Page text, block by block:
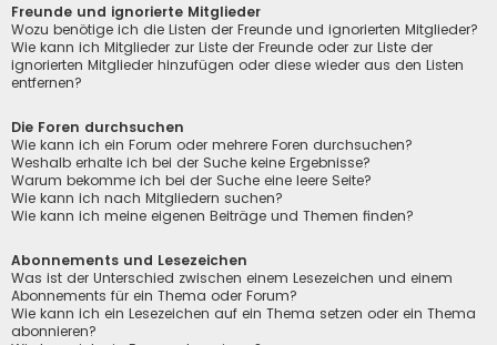
Freunde und ignorierte Mitglieder
Wozu benötige ich die Listen der Freunde und ignorierten Mitglieder?
Wie kann ich Mitglieder zur Liste der Freunde oder zur Liste der
ignorierten Mitglieder hinzufügen oder diese wieder aus den Listen
entfernen?
Die Foren durchsuchen
Wie kann ich ein Forum oder mehrere Foren durchsuchen?
Weshalb erhalte ich bei der Suche keine Ergebnisse?
Warum bekomme ich bei der Suche eine leere Seite?
Wie kann ich nach Mitgliedern suchen?
Wie kann ich meine eigenen Beiträge und Themen finden?
Abonnements und Lesezeichen
Was ist der Unterschied zwischen einem Lesezeichen und einem
Abonnements für ein Thema oder Forum?
Wie kann ich ein Lesezeichen auf ein Thema setzen oder ein Thema
abonnieren?